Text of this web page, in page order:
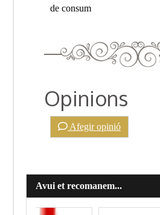
de consum
Opinions
Afegir opinió
Avui et recomanem...